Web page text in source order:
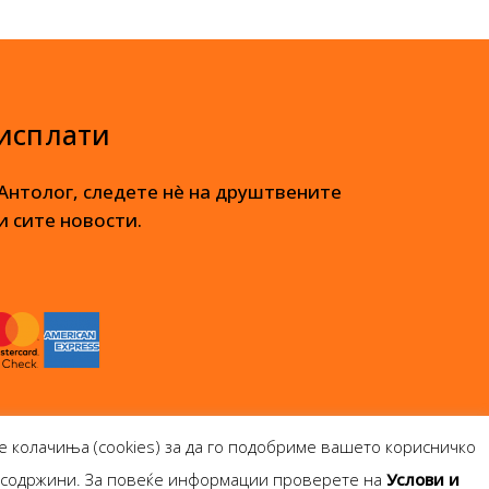
следете нè на друштвените
сите новости.
колачиња (cookies) за да го подобриме вашето корисничко
За повеќе информации проверете на Услови и